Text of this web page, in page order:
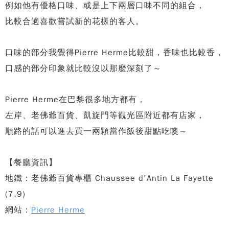
例如他有優格口味、或是上下兩層口味不同的組合，
比較合適喜歡嘗試新的花樣的客人。
口味的部分我覺得Pierre Herme比較甜， 香味也比較香，
口感的部分印象就比較沒以那麼深刻了～
Pierre Herme在巴黎很多地方都有，
左岸、老佛爺百貨、凱旋門等觀光區附近都有店家，
順路的話可以進去買一兩顆當作飯後甜點吃噢～
【餐廳資訊】
地鐵：老佛爺百貨專櫃 Chaussee d'Antin La Fayette
(7,9)
網站： Pierre Herme